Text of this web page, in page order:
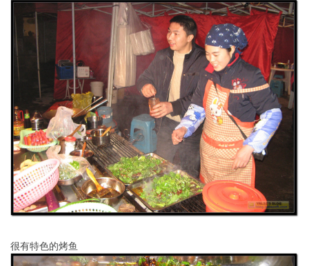
很有特色的烤鱼